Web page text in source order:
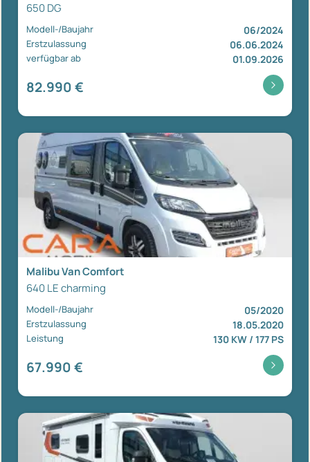
650 DG
Modell-/Baujahr 06/2024
Erstzulassung 06.06.2024
verfügbar ab 01.09.2026
82.990 €
Malibu Van Comfort
640 LE charming
Modell-/Baujahr 05/2020
Erstzulassung 18.05.2020
Leistung 130 KW / 177 PS
67.990 €